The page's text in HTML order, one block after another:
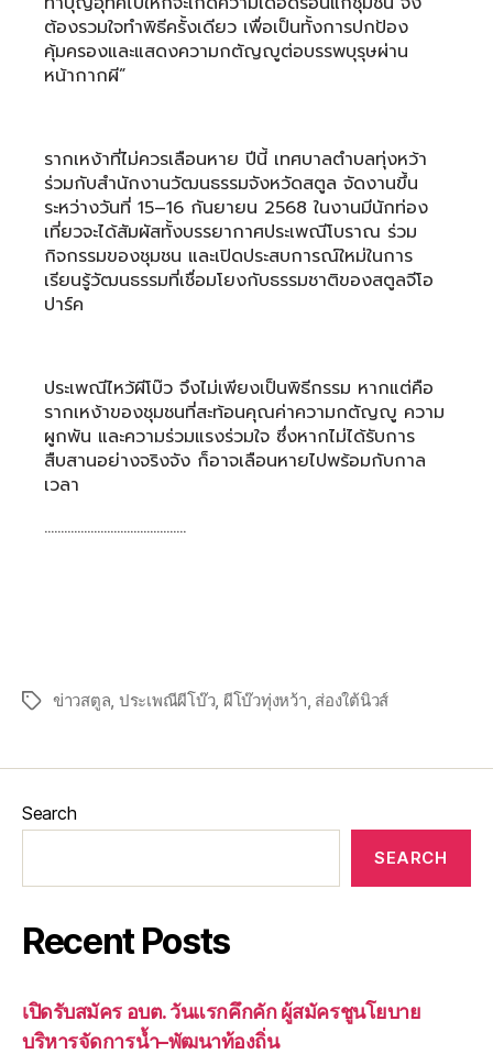
ต้องรวมใจทำพิธีครั้งเดียว เพื่อเป็นทั้งการปกป้อง
คุ้มครองและแสดงความกตัญญูต่อบรรพบุรุษผ่าน
หน้ากากผี”
รากเหง้าที่ไม่ควรเลือนหาย ปีนี้ เทศบาลตำบลทุ่งหว้า
ร่วมกับสำนักงานวัฒนธรรมจังหวัดสตูล จัดงานขึ้น
ระหว่างวันที่ 15–16 กันยายน 2568 ในงานมีนักท่อง
เที่ยวจะได้สัมผัสทั้งบรรยากาศประเพณีโบราณ ร่วม
กิจกรรมของชุมชน และเปิดประสบการณ์ใหม่ในการ
เรียนรู้วัฒนธรรมที่เชื่อมโยงกับธรรมชาติของสตูลจีโอ
ปาร์ค
ประเพณีไหว้ผีโบ๊ว จึงไม่เพียงเป็นพิธีกรรม หากแต่คือ
รากเหง้าของชุมชนที่สะท้อนคุณค่าความกตัญญู ความ
ผูกพัน และความร่วมแรงร่วมใจ ซึ่งหากไม่ได้รับการ
สืบสานอย่างจริงจัง ก็อาจเลือนหายไปพร้อมกับกาล
เวลา
…………………………………….
ข่าวสตูล ประเพณีผีโบ๊ว, ผีโบ๊วทุ่งหว้า ส่องใต้นิวส์
Search
SEARCH
Recent Posts
เปิดรับสมัคร อบต. วันแรกคึกคัก ผู้สมัครชูนโยบาย
บริหารจัดการน้ำ–พัฒนาท้องถิ่น